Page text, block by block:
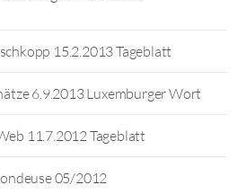
15.2.2013 Tageblatt
6.9.2013 Luxemburger Wort
11.7.2012 Tageblatt
05/2012